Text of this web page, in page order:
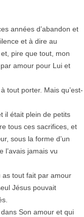
années d’abandon et
et à dire au
pire que tout, mon
amour pour Lui et
tout porter. Mais qu’est-
il était plein de petits
tous ces sacrifices, et
sous la forme d’un
jamais vu
tout fait par amour
Jésus pouvait
Son amour et qui